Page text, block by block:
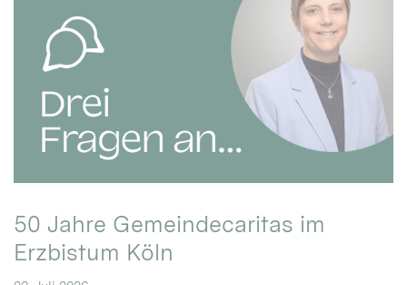
50 Jahre Gemeindecaritas im
Erzbistum Köln